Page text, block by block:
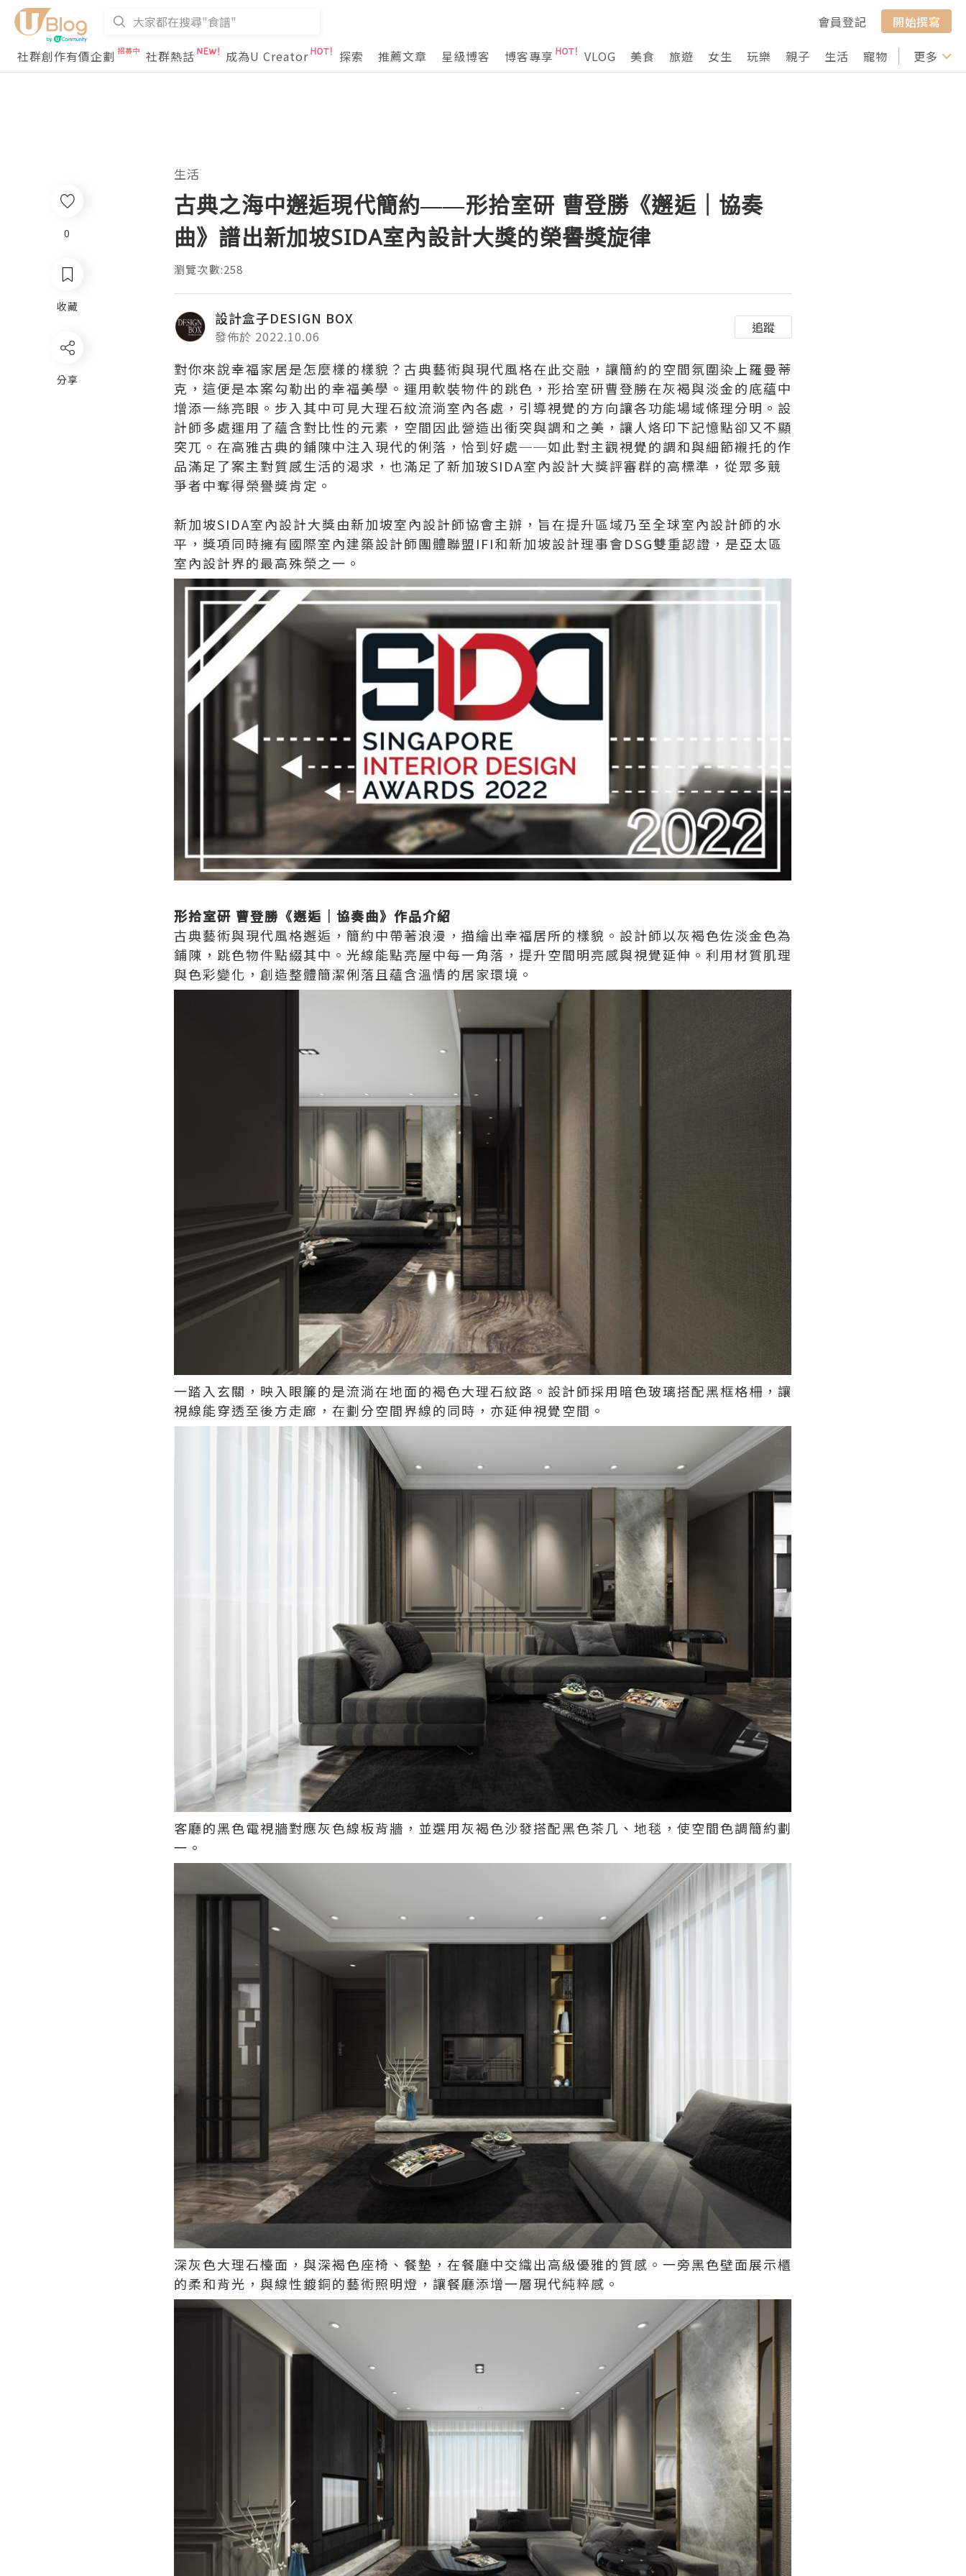
會員登記
開始撰寫
社群創作有價企劃
社群熱話 成為U Creator 探索 推薦文章 星級博客 博客專享 VLOG 美食 旅遊 女生 玩樂 親子 生活 寵物 行山 打卡
更多
0
收藏
分享
生活
古典之海中邂逅現代簡約——形拾室研 曹登勝《邂逅｜協奏
曲》譜出新加坡SIDA室內設計大獎的榮譽獎旋律
瀏覽次數:258
設計盒子DESIGN BOX
發佈於 2022.10.06
追蹤
對你來說幸福家居是怎麼樣的樣貌？古典藝術與現代風格在此交融，讓簡約的空間氛圍染上羅曼蒂
克，這便是本案勾勒出的幸福美學。運用軟裝物件的跳色，形拾室研曹登勝在灰褐與淡金的底蘊中
增添一絲亮眼。步入其中可見大理石紋流淌室內各處，引導視覺的方向讓各功能場域條理分明。設
計師多處運用了蘊含對比性的元素，空間因此營造出衝突與調和之美，讓人烙印下記憶點卻又不顯
突兀。在高雅古典的鋪陳中注入現代的俐落，恰到好處──如此對主觀視覺的調和與細節襯托的作
品滿足了案主對質感生活的渴求，也滿足了新加玻SIDA室內設計大獎評審群的高標準，從眾多競
爭者中奪得榮譽獎肯定。
新加坡SIDA室內設計大獎由新加坡室內設計師協會主辦，旨在提升區域乃至全球室內設計師的水
平，獎項同時擁有國際室內建築設計師團體聯盟IFI和新加坡設計理事會DSG雙重認證，是亞太區
室內設計界的最高殊榮之一。
形拾室研 曹登勝《邂逅｜協奏曲》作品介紹
古典藝術與現代風格邂逅，簡約中帶著浪漫，描繪出幸福居所的樣貌。設計師以灰褐色佐淡金色為
鋪陳，跳色物件點綴其中。光線能點亮屋中每一角落，提升空間明亮感與視覺延伸。利用材質肌理
與色彩變化，創造整體簡潔俐落且蘊含溫情的居家環境。
一踏入玄關，映入眼簾的是流淌在地面的褐色大理石紋路。設計師採用暗色玻璃搭配黑框格柵，讓
視線能穿透至後方走廊，在劃分空間界線的同時，亦延伸視覺空間。
客廳的黑色電視牆對應灰色線板背牆，並選用灰褐色沙發搭配黑色茶几、地毯，使空間色調簡約劃
一。
深灰色大理石檯面，與深褐色座椅、餐墊，在餐廳中交織出高級優雅的質感。一旁黑色壁面展示櫃
的柔和背光，與線性鍍銅的藝術照明燈，讓餐廳添增一層現代純粹感。